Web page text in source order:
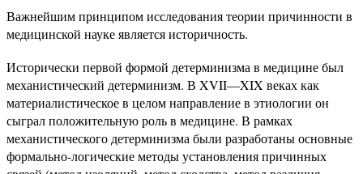
Важнейшим принципом исследования теории причинности в
медицинской науке является историчность.
Исторически первой формой детерминизма в медицине был
механистический детерминизм. В XVII—XIX веках как
материалистическое в целом направление в этиологии он
сыграл положительную роль в медицине. В рамках
механистического детерминизма были разработаны основные
формально-логические методы установления причинных